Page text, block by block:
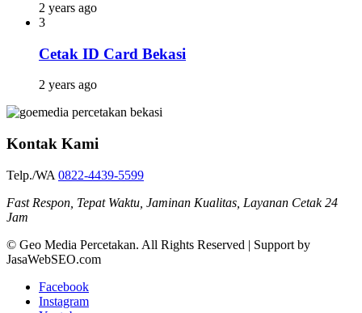
2 years ago
3
Cetak ID Card Bekasi
2 years ago
Kontak Kami
Telp./WA 0822-4439-5599
Fast Respon, Tepat Waktu, Jaminan Kualitas, Layanan Cetak 24
Jam
© Geo Media Percetakan. All Rights Reserved | Support by
JasaWebSEO.com
Facebook
Instagram